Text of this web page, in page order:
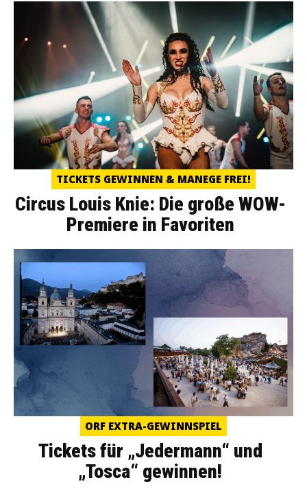
TICKETS GEWINNEN & MANEGE FREI!
Circus Louis Knie: Die große WOW-
Premiere in Favoriten
ORF EXTRA-GEWINNSPIEL
Tickets für „Jedermann“ und
„Tosca“ gewinnen!